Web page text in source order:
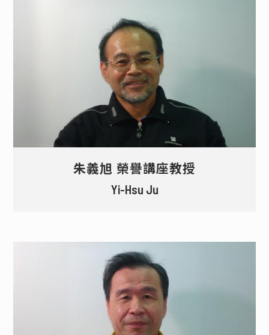
朱義旭 榮譽講座教授
Yi-Hsu Ju